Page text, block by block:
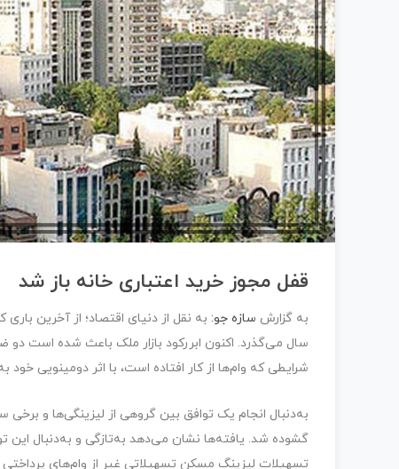
قفل مجوز خرید اعتباری خانه باز شد
به گزارش سازه جو:
سال می‌گذرد. اکنون ابررکود بازار ملک باعث شده است دو
شرایطی که وام‌ها از کار افتاده است، با اثر دومینویی
به‌دنبال انجام یک توافق بین گروهی از لیزینگی‌ها و
گشوده شد. یافته‌ها نشان می‌دهد به‌تازگی و به‌دنبال این
تسهیلات لیزینگ مسکن تسهیلاتی غیر از وام‌های